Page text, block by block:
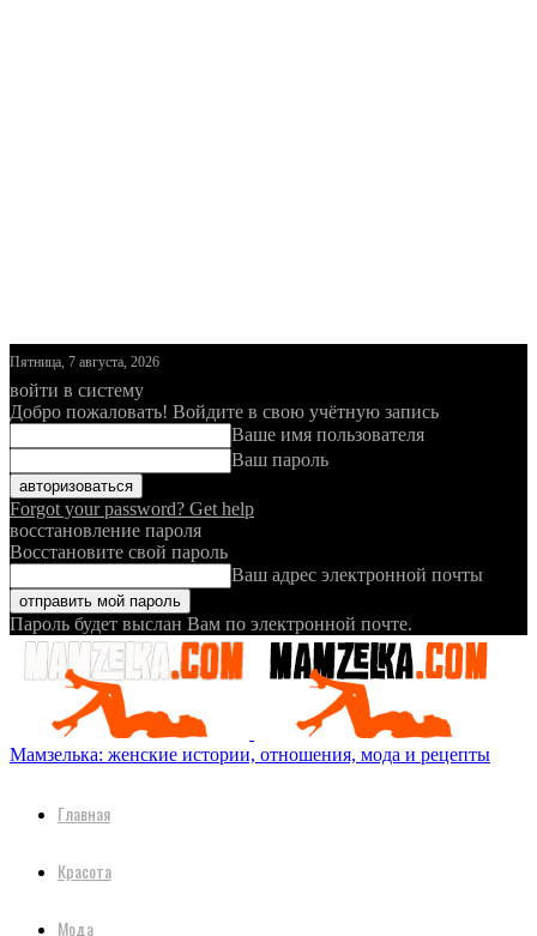
Пятница, 7 августа, 2026
войти в систему
Добро пожаловать! Войдите в свою учётную запись
Ваше имя пользователя
Ваш пароль
Forgot your password? Get help
восстановление пароля
Восстановите свой пароль
Ваш адрес электронной почты
Пароль будет выслан Вам по электронной почте.
Мамзелька: женские истории, отношения, мода и рецепты
Главная
Красота
Мода